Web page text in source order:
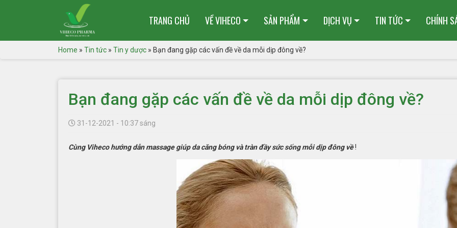
TRANG CHỦ VỀ VIHECO SẢN PHẨM DỊCH VỤ TIN TỨC CHÍNH
Home » Tin tức » Tin y dược » Bạn đang gặp các vấn đề về da mỗi dịp đông về?
Bạn đang gặp các vấn đề về da mỗi dịp đông về?
31-12-2021 - 10:37 sáng
Cùng Viheco hướng dẫn massage giúp da căng bóng và tràn đầy sức sống mỗi dịp đông về!